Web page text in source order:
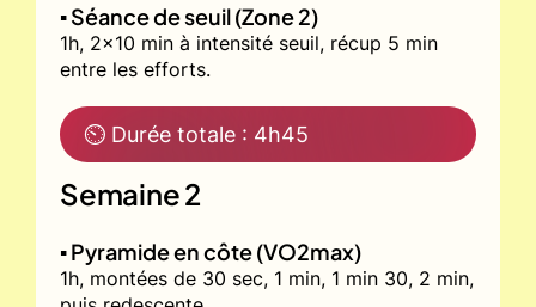
▪️ Séance de seuil (Zone 2)
1h, 2x10 min à intensité seuil, récup 5 min
entre les efforts.
⏲ Durée totale : 4h45
Semaine 2
▪️ Pyramide en côte (VO2max)
1h, montées de 30 sec, 1 min, 1 min 30, 2 min,